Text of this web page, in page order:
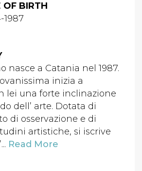
OF BIRTH
1987
nasce a Catania nel 1987.
inizia a
lei una forte inclinazione
dell’ arte. Dotata di
di osservazione e di
artistiche, si iscrive
Read More